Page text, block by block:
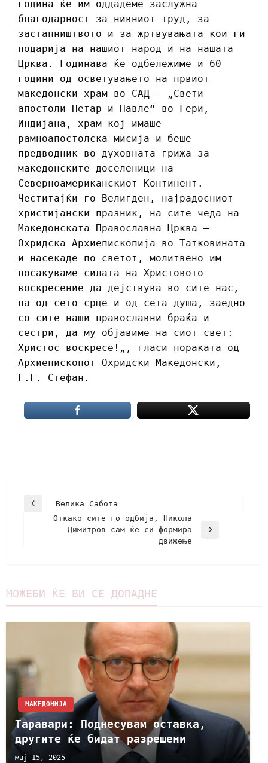
година ќе им оддадеме заслужна
благодарност за нивниот труд, за
застапништвото и за жртвувањата кои ги
подарија на нашиот народ и на нашата
Црква. Годинава ќе одбележиме и 60
години од осветувањето на првиот
македонски храм во САД ‒ „Свети
апостоли Петар и Павле“ во Гери,
Индијана, храм кој имаше
рамноапостолска мисија и беше
предводник во духовната грижа за
македонските доселеници на
Северноамериканскиот Континент.
Честитајќи го Велигден, најрадосниот
христијански празник, на сите чеда на
Македонската Православна Црква ‒
Охридска Архиепископија во Татковината
и насекаде по светот, молитвено им
посакуваме силата на Христовото
воскресение да дејствува во сите нас,
па од сето срце и од сета душа, заедно
со сите наши православни браќа и
сестри, да му објавиме на сиот свет:
Христос воскресе!„, гласи пораката од
Архиепископот Охридски Македонски,
Г.Г. Стефан.
Велика Сабота
Откако сите го одбија, Никола
Димитров сам ќе си формира
движење
МОЖЕБИ ЌЕ ВИ СЕ ДОПАДНЕ
МАКЕДОНИЈА
Таравари: Поднесувам оставка,
другите ќе бидат разрешени
мај 15, 2025